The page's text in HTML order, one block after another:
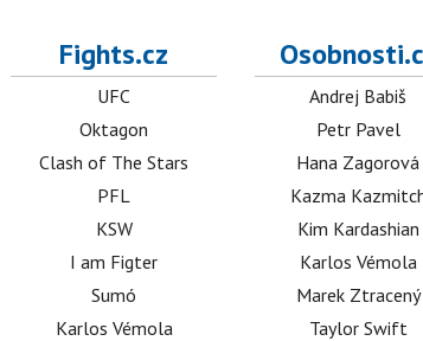
Fights.cz
UFC
Oktagon
Clash of The Stars
PFL
KSW
I am Figter
Sumó
Karlos Vémola
Andrej Babiš
Petr Pavel
Hana Zagorová
Kazma
Kim Kardashian
Karlos Vémola
Marek Ztracený
Taylor Swift